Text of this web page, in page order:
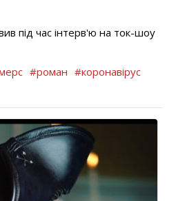
під час інтерв'ю на ток-шоу
#роман #коронавірус